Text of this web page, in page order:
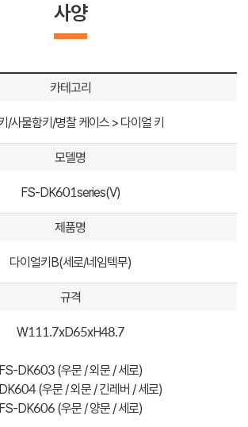
사양
카테고리
/사물함키/명찰 케이스 > 다이얼 키
모델명
FS-DK601series(V)
제품명
다이얼키B(세로/네임텍무)
규격
W111.7xD65xH48.7
FS-DK603 (우문 / 외문 / 세로)
(우문 / 외문 / 긴레버 / 세로)
FS-DK606 (우문 / 양문 / 세로)